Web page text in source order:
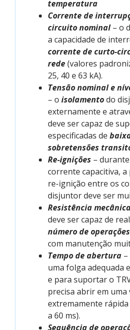
temperatura
Corrente de
circuito nominal – o
a capacidade de
corrente de curto-
rede(valores
25, 40 e 63 kA).
Tensão nominal e
– o isolamentodo
externamente e
deve ser capaz de
especificadas de
sobretensões
Re-ignições –
corrente capacitiva,
re-ignição entre os
disjuntor deve ser
Resistência
deve ser capaz de
número de operações
com manutenção
Tempo de abertura
uma folga adequada
e para suportar o
precisa abrir em uma
extremamente rápida
a 60 ms).
Sequência de